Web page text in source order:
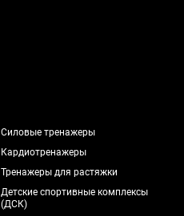
Силовые тренажеры
Кардиотренажеры
Тренажеры для растяжки
Детские спортивные комплексы
(ДСК)